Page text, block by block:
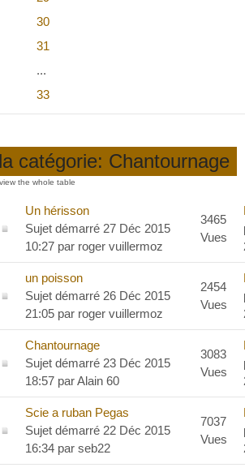
30
31
...
33
catégorie: Chantournage
Un hérisson
Sujet démarré 27 Déc 2015
10:27 par roger vuillermoz
3465
Vues
un poisson
Sujet démarré 26 Déc 2015
21:05 par roger vuillermoz
2454
Vues
Chantournage
Sujet démarré 23 Déc 2015
18:57 parAlain 60
3083
Vues
Scie a ruban Pegas
Sujet démarré 22 Déc 2015
16:34 par seb22
7037
Vues